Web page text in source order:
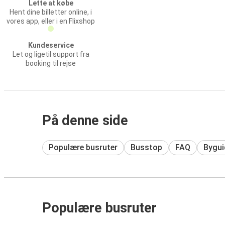
Lette at købe
Hent dine billetter online, i
vores app, eller i en Flixshop
Kundeservice
Let og ligetil support fra
booking til rejse
På denne side
Populære busruter Busstop FAQ
Populære busruter